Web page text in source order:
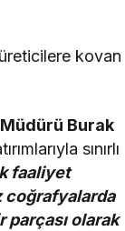
kovan
Burak
sınırlı
faaliyet
coğrafyalarda
parçası olarak